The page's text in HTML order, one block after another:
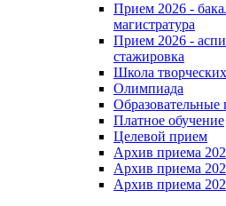
Прием 2026 -
магистратура
Прием 2026 -
стажировка
Школа
Олимпиада
Платное обучение
Целевой прием
Архив приема
Архив приема
Архив приема